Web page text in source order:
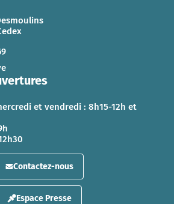
et vendredi : 8h15-12h et
Contactez-nous
Espace Presse